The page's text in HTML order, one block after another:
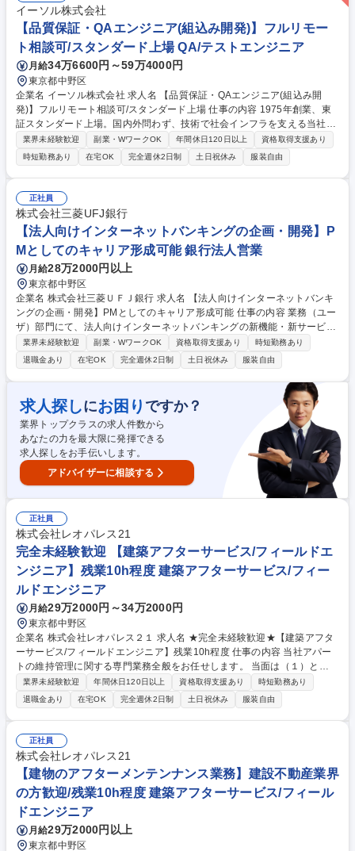
案件推進 ■システムアーキテクチャや非機能要件等に基づく適切なシステ
ム・コンポーネント（ミドルウェア・OS・NW・ストレージ・サーバ）の
導入 等 募集職種 【社内SE/業界不問】メガバンクのインフラエンジニア
（メンバークラス）
イーソル株式会社
【品質保証・QAエンジニア(組込み開発)】フルリモー
ト相談可/スタンダード上場 QA/テストエンジニア
月給34万6600円～59万4000円
東京都中野区
企業名 イーソル株式会社 求人名 【品質保証・QAエンジニア(組込み開
発)】フルリモート相談可/スタンダード上場 仕事の内容 1975年創業、東
証スタンダード上場。国内外問わず、技術で社会インフラを支える当社に
おいて【品質保証・QAエンジニア(組み込み開発)】をお任せ。業界問わず
超大手メーカーとの取引が多く、基盤安定しております。 業界や技術分野
を問わず、多様なプロジェクトに横断的に関与でき、広い視野とスキルが
得られるポジションです。 【詳細】社内、社外のプロジェクト成果物を品
質保証チェックおよび妥当性検証などを行うポジションです。■開発プロ
ジェクトにおける品質保証活動■品質ゲート運営支援■不具合分析および再
発防止支援■開発成果物レビューおよび品質評価。 【取引先例】任天堂、
ソフトバンク、トヨタ自動車、日立、明治など 募集職種 【品質保証・QA
エンジニア(組込み開発)】フルリモート相談可/スタンダード上場
業界未経験歓迎 副業・WワークOK 年間休日120日以上
資格取得支援あり
時短勤務あり
在宅OK 完全週休2日制 土日祝休み 服装自由
正社員
株式会社三菱UFJ銀行
【法人向けインターネットバンキングの企画・開発】P
Mとしてのキャリア形成可能 銀行法人営業
月給28万2000円以上
東京都中野区
企業名 株式会社三菱ＵＦＪ銀行 求人名 【法人向けインターネットバンキ
ングの企画・開発】PMとしてのキャリア形成可能 仕事の内容 業務（ユー
ザ）部門にて、法人向けインターネットバンキングの新機能・新サービス
の企画～要件定義～UAT等を実施頂きます。 【業務例】各種施策立案と推
進、業務要件の整理、関係各所とのコミュニケーション等 ※システム開発
は別途システム部門にて行います。 【魅力】■銀行ビジネスのみならず、
経済を支える重要な社会インフラでもある銀行サービスの企画、開発に携
わることができます。 ■銀行業務知識やITスキルを兼ね備えたプロフェッ
ショナルとして、広くご活躍いただけるフィールドがあります。 ■最先端
技術を活用し経営戦略に直結する立案、新たな金融サービスを創る仕事に
携わることができます。 募集職種 【法人向けインターネットバンキング
の企画・開発】PMとしてのキャリア形成可能
業界未経験歓迎 副業・WワークOK 資格取得支援あり
時短勤務あり
退職金あり
在宅OK 完全週休2日制 土日祝休み 服装自由
求人探しにお困り ですか？
業界トップクラスの求人件数から
あなたの力を最大限に発揮できる
求人探しをお手伝いします。
アドバイザーに相談する
正社員
株式会社レオパレス21
完全未経験歓迎 【建築アフターサービス/フィールドエ
ンジニア】残業10h程度 建築アフターサービス/フィー
ルドエンジニア
月給29万2000円～34万2000円
東京都中野区
企業名 株式会社レオパレス２１ 求人名 ★完全未経験歓迎★【建築アフタ
ーサービス/フィールドエンジニア】残業10h程度 仕事の内容 当社アパー
トの維持管理に関する専門業務全般をお任せします。 当面は（１）と
（２）の業務をお任せし、スキルと経験に応じて（３）を含むアパートの
維持管理に関する業務全般を担っていただきます。 （１）定期点検結果の
精査と集計業務 （２）点検結果に基づく修繕計画の立案と、修繕工事の依
頼業務 （３）物件点検結果の分析、点検マニュアルの整備など 募集職種
★完全未経験歓迎★【建築アフターサービス/フィールドエンジニア】残業
10h程度
業界未経験歓迎 年間休日120日以上 資格取得支援あり
時短勤務あり
退職金あり
在宅OK 完全週休2日制 土日祝休み 服装自由
正社員
株式会社レオパレス21
【建物のアフターメンテンナンス業務】建設不動産業界
の方歓迎/残業10h程度 建築アフターサービス/フィール
ドエンジニア
月給29万2000円以上
東京都中野区